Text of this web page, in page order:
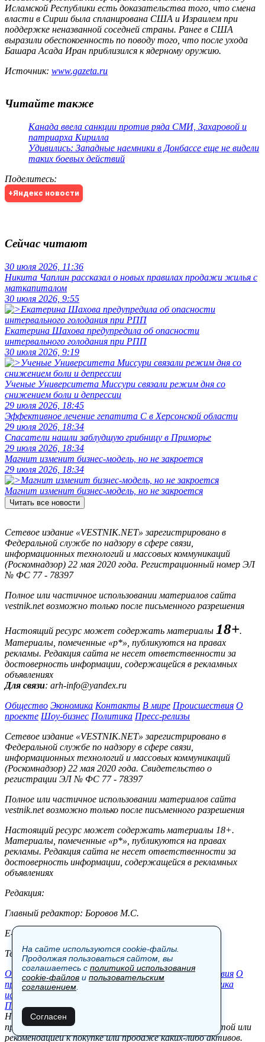
Исламской Республики есть доказательства того, что смена
власти в Сирии была спланирована США и Израилем при
поддержке неназванной соседней страны. Ранее в США
выразили обеспокоенность по поводу того, что после ухода
Башара Асада Иран приблизился к ядерному оружию.
Источник: www.gazeta.ru
Читайте также
Канада ввела санкции против ряда СМИ, Захаровой и
патриарха Кирилла
Удивились: Западные наемники в Донбассе еще не видели
таких боевых действий
Поделитесь:
+Яндекс новости
Сейчас читают
30 июля 2026, 11:36
Никита Чаплин рассказал о новых правилах продажи жилья с
маткапиталом
30 июля 2026, 9:55
Екатерина Шахова предупредила об опасности
интервального голодания при РПП
30 июля 2026, 9:19
Ученые Университета Миссури связали режим дня со
снижением боли и депрессии
29 июля 2026, 18:45
Эффективное лечение гепатита C в Херсонской области
29 июля 2026, 18:34
Спасатели нашли заблудшую грибницу в Приморье
29 июля 2026, 18:34
Магнит изменит бизнес-модель, но не закроется
29 июля 2026, 18:34
Магнит изменит бизнес-модель, но не закроется
Читать все новости
Сетевое издание «VESTNIK.NET» зарегистрировано в
Федеральной службе по надзору в сфере связи,
информационных технологий и массовых коммуникаций
(Роскомнадзор) 22 мая 2020 года. Регистрационный номер ЭЛ
№ ФС 77 - 78397
Полное или частичное использовании материалов сайта
vestnik.net возможно только после письменного разрешения
Настоящий ресурс может содержать материалы 18+.
Материалы, помеченные «р*», публикуются на правах
рекламы. Редакция сайта не несет ответственности за
достоверность информации, содержащейся в рекламных
объявлениях
Для связи: arh-info@yandex.ru
Общество Экономика Контакты В мире Происшествия О
проекте Шоу-бизнес Политика Пресс-релизы
Сетевое издание «VESTNIK.NET» зарегистрировано в
Федеральной службе по надзору в сфере связи,
информационных технологий и массовых коммуникаций
(Роскомнадзор) 22 мая 2020 года. Свидетельство о
регистрации ЭЛ № ФС 77 - 78397
Полное или частичное использовании материалов сайта
vestnik.net возможно только после письменного разрешения
Настоящий ресурс может содержать материалы 18+.
Материалы, помеченные «р*», публикуются на правах
рекламы. Редакция сайта не несет ответственности за
достоверность информации, содержащейся в рекламных
объявлениях
Редакция:
Главный редактор: Боровов М.С.
E-mail: site@vestnik.net, reb.msk@yandex.ru
Тел.: +7 (921) 720-00-97
Общество Экономика Контакты В мире Происшествия О
проекте Шоу-бизнес Политика Пресс-релизы
Политика
использования cookie-файлов
Пользовательское соглашение
Новости, аналитика, прогнозы и другие материалы,
представленные на данном сайте, не являются офертой или
рекомендацией к покупке или продаже каких-либо активов.
На сайте используются cookie-файлы.
Продолжая пользоваться сайтом, вы
соглашаетесь с политикой использования
cookie-файлов и пользовательским
соглашением
Согласен